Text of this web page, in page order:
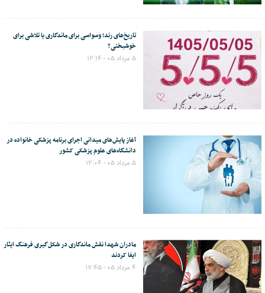
تاریخ‌های رند؛ وسواسی برای ماندگاری یا تلاشی برای
خوشبختی؟
۵ مرداد ۰۵ - ۱۲:۱۴
آغاز پایش‌های میدانی اجرای برنامه پزشکی خانواده در
دانشگاه‌های علوم پزشکی کشور
۵ مرداد ۰۵ - ۱۲:۰۴
مادران شهدا نقش ماندگاری در شکل‌گیری فرهنگ ایثار
ایفا کردند
۴ مرداد ۰۵ - ۱۷:۴۵